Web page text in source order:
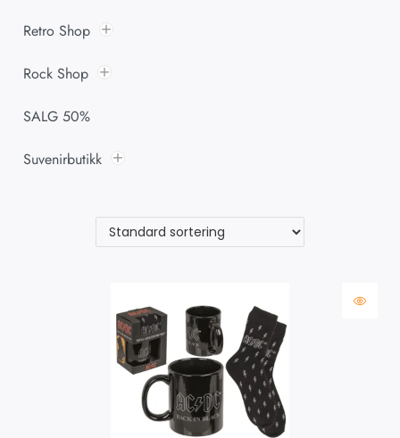
Retro Shop
Rock Shop
SALG 50%
Suvenirbutikk